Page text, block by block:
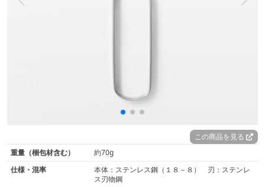
この商品を見る
重量（梱包材含む）
約70g
仕様・混率
本体：ステンレス鋼（１８－８） 刃：ステンレ
ス刃物鋼